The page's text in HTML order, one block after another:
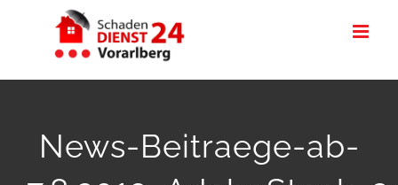
News-Beitraege-ab-